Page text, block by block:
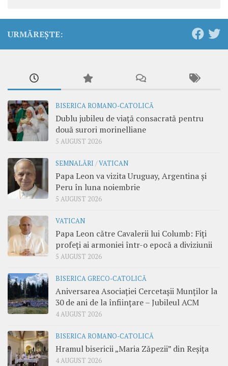
URMĂREȘTE:
BISERICA ROMANO-CATOLICĂ
Dublu jubileu de viață consacrată pentru
două surori morinelliane
5 AUGUST 2026
SEMNALĂRI /VATICAN
Papa Leon va vizita Uruguay, Argentina și
Peru în luna noiembrie
5 AUGUST 2026
VATICAN
Papa Leon către Cavalerii lui Columb: Fiți
profeți ai armoniei într-o epocă a diviziunii
5 AUGUST 2026
BISERICA GRECO-CATOLICĂ
Aniversarea Asociației Cercetașii Munților la
30 de ani de la înființare – Jubileul ACM
4 AUGUST 2026
BISERICA ROMANO-CATOLICĂ
Hramul bisericii „Maria Zăpezii” din Reșița
4 AUGUST 2026